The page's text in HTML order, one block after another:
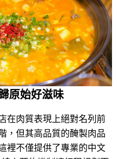
原始好滋味
在肉質表現上絕對名列前
，但其高品質的醃製肉品
裡不僅提供了專業的中文